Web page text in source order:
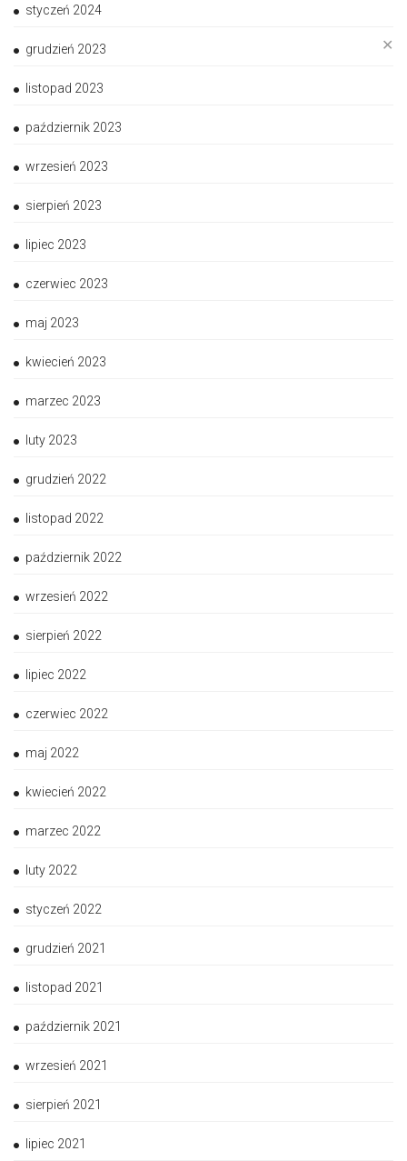
✕
styczeń 2024
grudzień 2023
listopad 2023
październik 2023
wrzesień 2023
sierpień 2023
lipiec 2023
czerwiec 2023
maj 2023
kwiecień 2023
marzec 2023
luty 2023
grudzień 2022
listopad 2022
październik 2022
wrzesień 2022
sierpień 2022
lipiec 2022
czerwiec 2022
maj 2022
kwiecień 2022
marzec 2022
luty 2022
styczeń 2022
grudzień 2021
listopad 2021
październik 2021
wrzesień 2021
sierpień 2021
lipiec 2021